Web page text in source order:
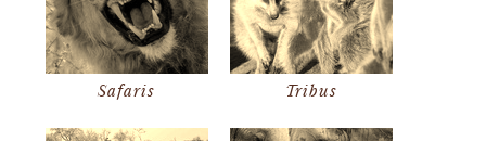
Safaris Tribus